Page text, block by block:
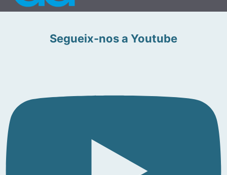
Segueix-nos a Youtube